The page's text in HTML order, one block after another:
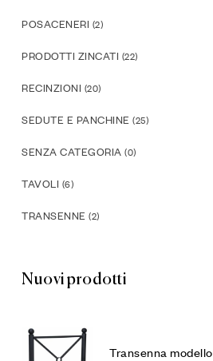
POSACENERI (2)
PRODOTTI ZINCATI (22)
RECINZIONI (20)
SEDUTE E PANCHINE (25)
SENZA CATEGORIA (0)
TAVOLI (6)
TRANSENNE (2)
Nuovi prodotti
Transenna modello